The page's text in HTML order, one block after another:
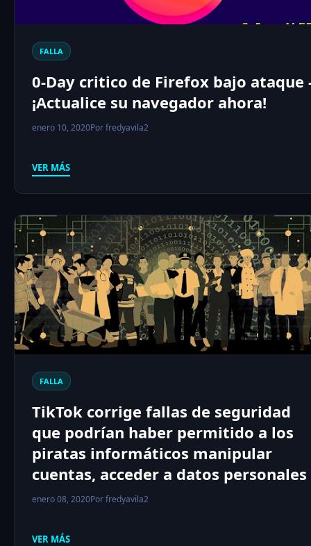
FALLA
0-Day critico de Firefox bajo ataque
¡Actualice su navegador ahora!
enero 10, 2020Por fredyavila2
VER MÁS
FALLA
TikTok corrige fallas de seguridad
que podrían haber permitido a los
piratas informáticos manipular
cuentas, acceder a datos personales
enero 08, 2020Por fredyavila2
VER MÁS